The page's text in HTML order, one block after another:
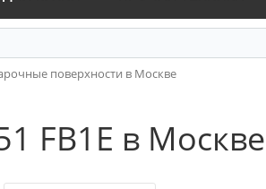
поверхности в Москве
FB1E в Москве